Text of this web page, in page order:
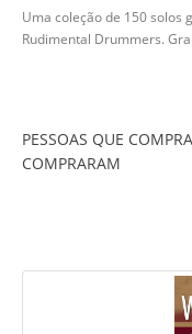
Uma coleção de 150 solos
Rudimental Drummers.
PESSOAS QUE
COMPRARAM